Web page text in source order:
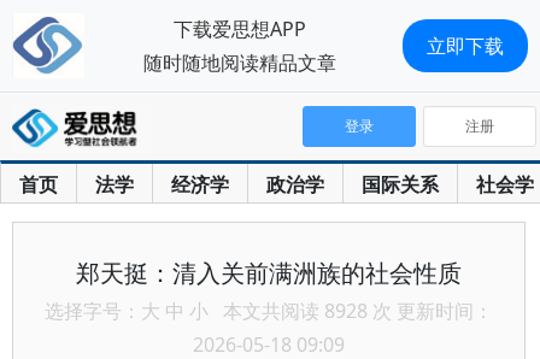
首页 法学 经济学 政治学 国际关系 社会学
登录 注册
郑天挺：清入关前满洲族的社会性质
选择字号： 大 中 小 本文共阅读 8928 次 更新时间：
2026-05-18 09:09
下载爱思想APP
随时随地阅读精品文章
立即下载